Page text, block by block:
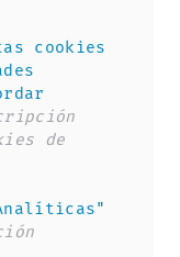
cookies
de